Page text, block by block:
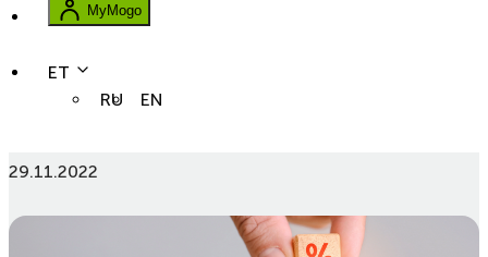
MyMogo
ET
RU
EN
29.11.2022